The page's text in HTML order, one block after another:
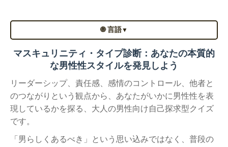
🌐 言語▼
マスキュリニティ・タイプ診断：あなたの本質的
な男性性スタイルを発見しよう
リーダーシップ、責任感、感情のコントロール、他者と
のつながりという観点から、あなたがいかに男性性を表
現しているかを探る、大人の男性向け自己探求型クイズ
です。
「男らしくあるべき」という思い込みではなく、普段の